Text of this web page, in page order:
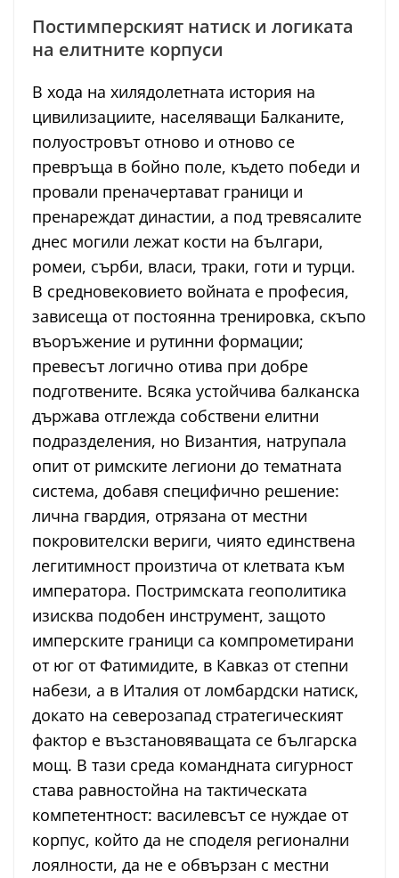
Постимперският натиск и логиката
на елитните корпуси
В хода на хилядолетната история на
цивилизациите, населяващи Балканите,
полуостровът отново и отново се
превръща в бойно поле, където победи и
провали преначертават граници и
пренареждат династии, а под тревясалите
днес могили лежат кости на българи,
ромеи, сърби, власи, траки, готи и турци.
В средновековието войната е професия,
зависеща от постоянна тренировка, скъпо
въоръжение и рутинни формации;
превесът логично отива при добре
подготвените. Всяка устойчива балканска
държава отглежда собствени елитни
подразделения, но Византия, натрупала
опит от римските легиони до тематната
система, добавя специфично решение:
лична гвардия, отрязана от местни
покровителски вериги, чиято единствена
легитимност произтича от клетвата към
императора. Постримската геополитика
изисква подобен инструмент, защото
имперските граници са компрометирани
от юг от Фатимидите, в Кавказ от степни
набези, а в Италия от ломбардски натиск,
докато на северозапад стратегическият
фактор е възстановяващата се българска
мощ. В тази среда командната сигурност
става равностойна на тактическата
компетентност: василевсът се нуждае от
корпус, който да не споделя регионални
лоялности, да не е обвързан с местни